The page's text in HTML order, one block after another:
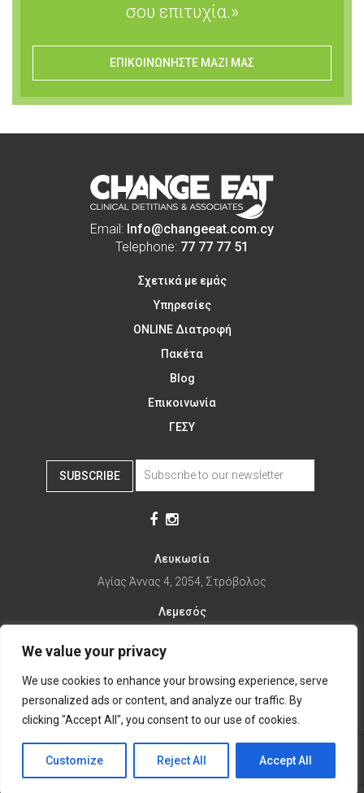
We value your privacy
We use cookies to enhance your browsing experience, serve
personalized ads or content, and analyze our traffic. By
clicking "Accept All", you consent to our use of cookies.
Customize Reject All Accept All
σου επιτυχία.»
ΕΠΙΚΟΙΝΩΝΗΣΤΕ ΜΑΖΙ ΜΑΣ
Email: Info@changeeat.com.cy
Telephone: 77 77 77 51
Σχετικά με εμάς
Υπηρεσίες
ONLINE Διατροφή
Πακέτα
Blog
Επικοινωνία
ΓΕΣΥ
SUBSCRIBE
Λευκωσία
Αγίας Άννας 4, 2054, Στρόβολος
Λεμεσός
1ης Απριλίου 67, 5281
it's time to Change Eat